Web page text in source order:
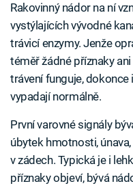
Rakovinný nádor na ní
vystýlajících vývodné
trávicí enzymy. Jenže
téměř žádné příznaky
trávení funguje,
vypadají normálně.
První varovné signály
úbytek hmotnosti,
v zádech. Typická je i
příznaky objeví, bývá